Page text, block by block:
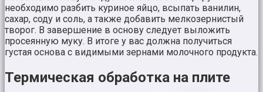
необходимо разбить куриное яйцо, всыпать ванилин,
сахар, соду и соль, а также добавить мелкозернистый
творог. В завершение в основу следует выложить
просеянную муку. В итоге у вас должна получиться
густая основа с видимыми зернами молочного продукта.
Термическая обработка на плите